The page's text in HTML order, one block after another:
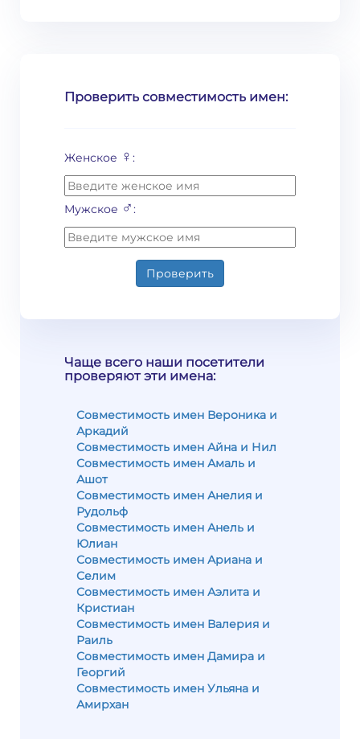
Проверить совместимость имен:
Женское ♀ :
Мужское ♂:
Проверить
Чаще всего наши посетители
проверяют эти имена:
Совместимость имен Вероника и
Аркадий
Совместимость имен Айна и Нил
Совместимость имен Амаль и
Ашот
Совместимость имен Анелия и
Рудольф
Совместимость имен Анель и
Юлиан
Совместимость имен Ариана и
Селим
Совместимость имен Аэлита и
Кристиан
Совместимость имен Валерия и
Раиль
Совместимость имен Дамира и
Георгий
Совместимость имен Ульяна и
Амирхан